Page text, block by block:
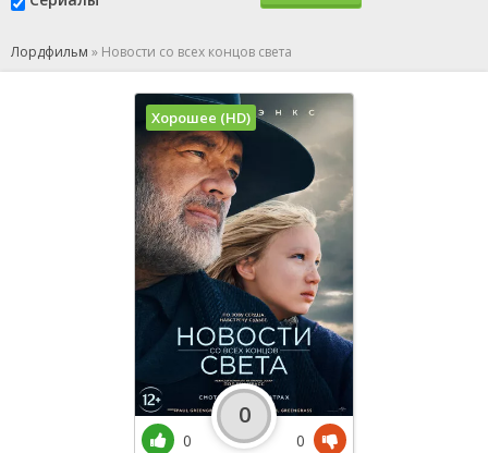
Лордфильм » Новости со всех концов света
Хорошее (HD)
0
0
0